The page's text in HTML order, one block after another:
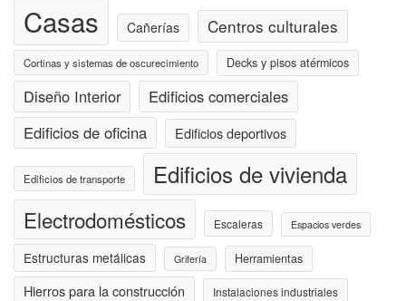
Casas Cañerías Centros culturales
Cortinas y sistemas de oscurecimiento Decks y pisos atérmicos
Diseño Interior
Edificios comerciales
Edificios de oficina
Edificios deportivos
Edificios de transporte Edificios de vivienda
Electrodomésticos Escaleras Espacios verdes
Estructuras metálicas Grifería Herramientas
Hierros para la construcción Instalaciones industriales